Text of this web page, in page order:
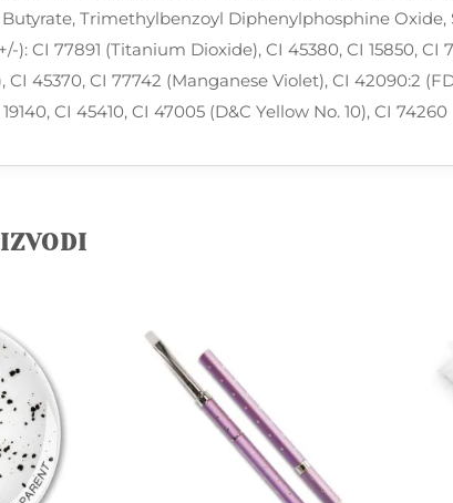
Trimethylbenzoyl Diphenylphosphine Oxide,
): CI 77891 (Titanium Dioxide), CI 45380, CI 15850,
CI 45370, CI 77742 (Manganese Violet), CI 42090:2
CI 45410, CI 47005 (D&C Yellow No. 10), CI 74260